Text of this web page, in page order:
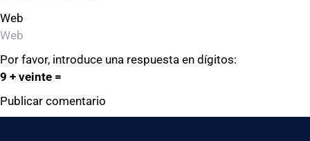
Web
Por favor, introduce una respuesta en dígitos:
9 + veinte =